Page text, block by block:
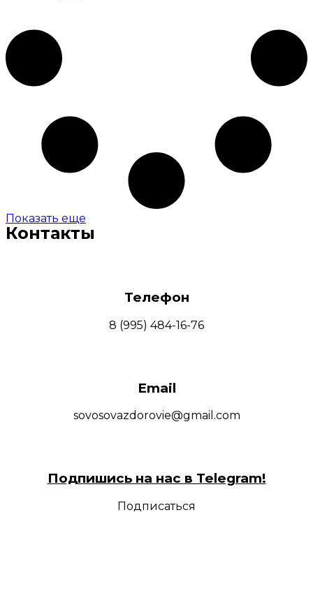
Показать еще
Контакты
Телефон
8 (995) 484-16-76
Email
sovosovazdorovie@gmail.com
Подпишись на нас в Telegram!
Подписаться